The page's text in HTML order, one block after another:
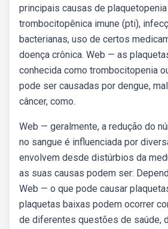
principais causas de
trombocitopênica imune (pti),
bacterianas, uso de certos
doença crônica. Web — as
conhecida como trombocitopenia
pode ser causadas por dengue,
câncer, como.
Web — geralmente, a redução do
no sangue é influenciada por
envolvem desde distúrbios da
as suas causas podem ser:
Web — o que pode causar
plaquetas baixas podem ocorrer
de diferentes questões de saúde,